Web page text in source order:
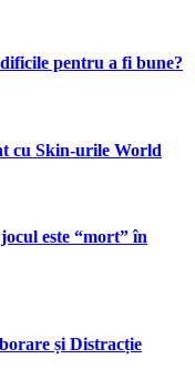
pentru a fi bune?
cu Skin-urile World
este “mort” în
și Distracție